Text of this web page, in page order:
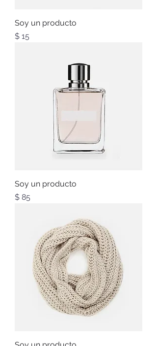
Soy un producto
Precio
$ 15
Soy un producto
Precio
$ 85